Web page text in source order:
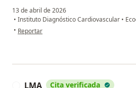
13 de abril de 2026
• Instituto Diagnóstico Cardiovascular •
• en opinión del usuario JC
Reportar
LMA Cita verificada